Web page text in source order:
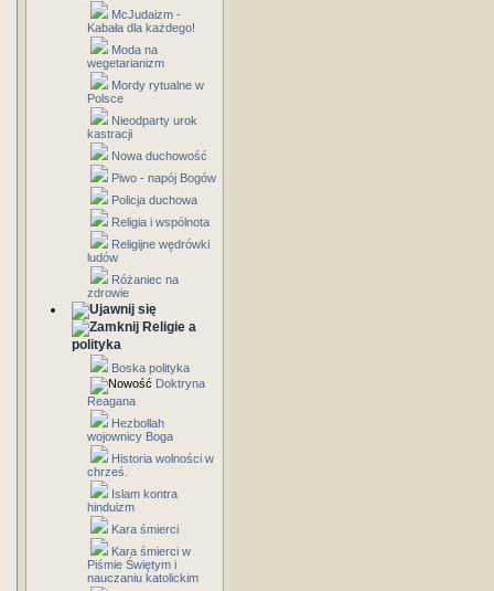
McJudaizm -
Kabała dla każdego!
Moda na
wegetarianizm
Mordy rytualne w
Polsce
Nieodparty urok
kastracji
Nowa duchowość
Piwo - napój Bogów
Policja duchowa
Religia i wspólnota
Religijne wędrówki
ludów
Różaniec na
zdrowie
Religie a
polityka
Boska polityka
Doktryna
Reagana
Hezbollah
wojownicy Boga
Historia wolności w
chrześ.
Islam kontra
hinduizm
Kara śmierci
Kara śmierci w
Piśmie Świętym i
nauczaniu katolickim